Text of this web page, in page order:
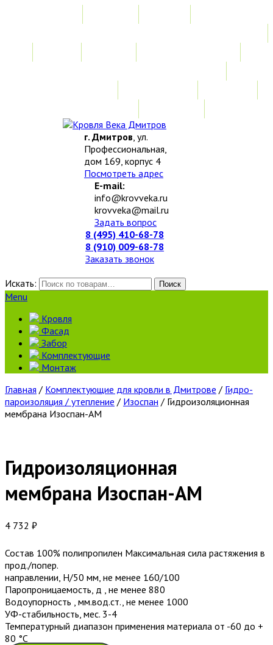
г. Дмитров, ул.
Профессиональная,
дом 169, корпус 4
Посмотреть адрес
E-mail:
info@krovveka.ru
krovveka@mail.ru
Задать вопрос
8 (495) 410-68-78
8 (910) 009-68-78
Заказать звонок
Искать:
Поиск
Menu
Кровля
Фасад
Забор
Комплектующие
Монтаж
Главная / Комплектующие для кровли в Дмитрове / Гидро-
пароизоляция / утепление / Изоспан / Гидроизоляционная
мембрана Изоспан-АМ
Гидроизоляционная
мембрана Изоспан-АМ
4 732 ₽
Состав 100% полипропилен Максимальная сила растяжения в
прод./попер.
направлении, Н/50 мм, не менее 160/100
Паропроницаемость, д , не менее 880
Водоупорность , мм.вод.ст., не менее 1000
УФ-стабильность, мес. 3-4
Температурный диапазон применения материала от -60 до +
80 °С